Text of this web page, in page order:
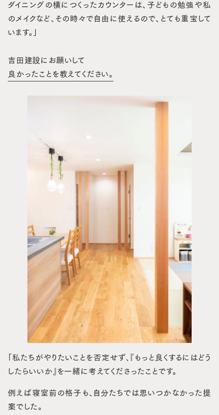
ダイニングの横につくったカウンターは、子どもの勉強や私
のメイクなど、その時々で自由に使えるので、とても重宝して
います。」
吉田建設にお願いして
良かったことを教えてください。
「私たちがやりたいことを否定せず、『もっと良くするにはどう
したらいいか』を一緒に考えてくださったことです。
例えば寝室前の格子も、自分たちでは思いつかなかった提
案でした。